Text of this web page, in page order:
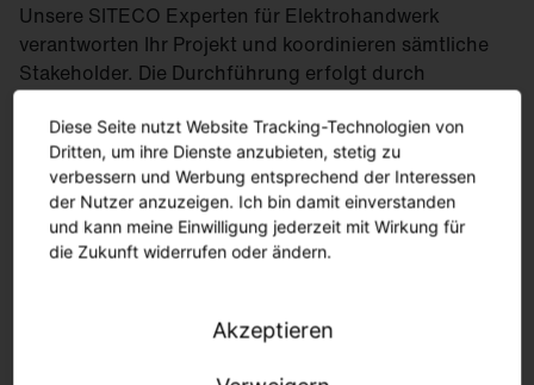
Unsere SITECO Experten für Elektrohandwerk
verantworten Ihr Projekt und koordinieren sämtliche
Stakeholder. Die Durchführung erfolgt durch
Sie haben bereits lokale Partner, welche Sie gerne
einbinden möchten? Selbstverständlich binden wir
Ihre angestammten Fachbetriebe in das Projekt ein.
Diese Seite nutzt Website Tracking-Technologien von
Dritten, um ihre Dienste anzubieten, stetig zu
verbessern und Werbung entsprechend der Interessen
der Nutzer anzuzeigen. Ich bin damit einverstanden
und kann meine Einwilligung jederzeit mit Wirkung für
die Zukunft widerrufen oder ändern.
Akzeptieren